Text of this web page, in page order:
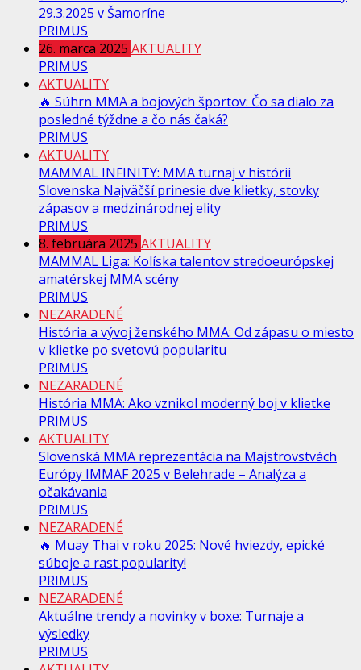
29.3.2025 v Šamoríne
PRIMUS
26. marca 2025 AKTUALITY
PRIMUS
AKTUALITY
🔥 Súhrn MMA a bojových športov: Čo sa dialo za
posledné týždne a čo nás čaká?
PRIMUS
AKTUALITY
MAMMAL INFINITY: MMA turnaj v histórii
Slovenska Najväčší prinesie dve klietky, stovky
zápasov a medzinárodnej elity
PRIMUS
8. februára 2025 AKTUALITY
MAMMAL Liga: Kolíska talentov stredoeurópskej
amatérskej MMA scény
PRIMUS
NEZARADENÉ
História a vývoj ženského MMA: Od zápasu o miesto
v klietke po svetovú popularitu
PRIMUS
NEZARADENÉ
História MMA: Ako vznikol moderný boj v klietke
PRIMUS
AKTUALITY
Slovenská MMA reprezentácia na Majstrovstvách
Európy IMMAF 2025 v Belehrade – Analýza a
očakávania
PRIMUS
NEZARADENÉ
🔥 Muay Thai v roku 2025: Nové hviezdy, epické
súboje a rast popularity!
PRIMUS
NEZARADENÉ
Aktuálne trendy a novinky v boxe: Turnaje a
výsledky
PRIMUS